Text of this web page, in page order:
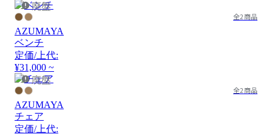
廃盤
全2商品
AZUMAYA
ベンチ
定価/上代:
¥31,000 ~
廃盤
全2商品
AZUMAYA
チェア
定価/上代: